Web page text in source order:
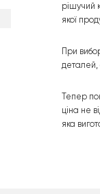
рішучий
якої
При
деталей,
Тепер
ціна не
яка